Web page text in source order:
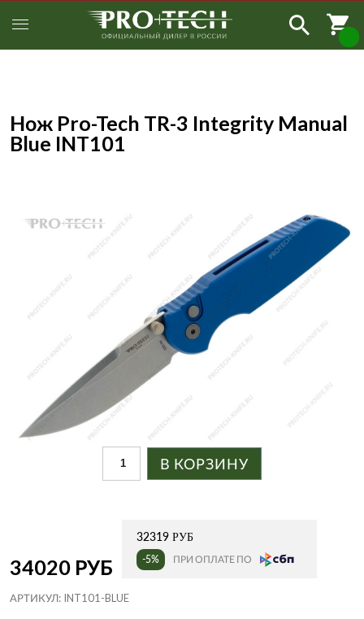
Нож Pro-Tech TR-3 Integrity Manual
Blue INT101
В КОРЗИНУ
34020 РУБ
32319 РУБ
-5% ПРИ ОПЛАТЕ ПО
АРТИКУЛ: INT101-BLUE